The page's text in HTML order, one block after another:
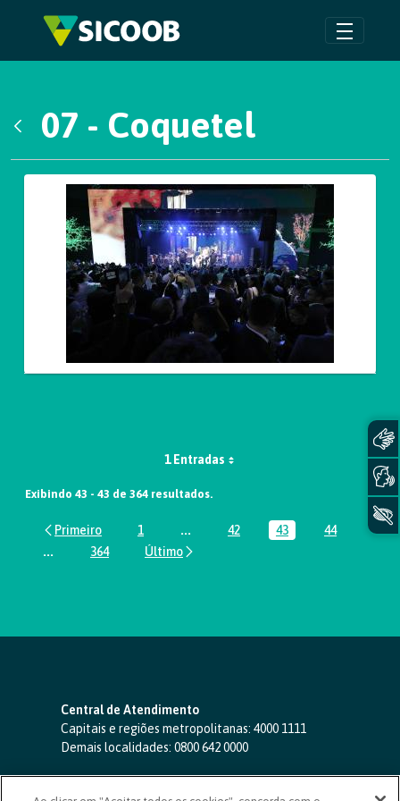
Pular para o Conteúdo principal
07 - Coquetel
Galeria de Mídias
1 Entradas
Exibindo 43 - 43 de 364 resultados.
Página
1 ...Páginas intermediárias Usar ABA
Página
42 Página
43 Página
44
...Páginas intermediárias Usar ABA para navegar.
Página
364
Central de Atendimento
Capitais e regiões metropolitanas: 4000 1111
Demais localidades: 0800 642 0000
SAC 24 horas-0800 724 4420